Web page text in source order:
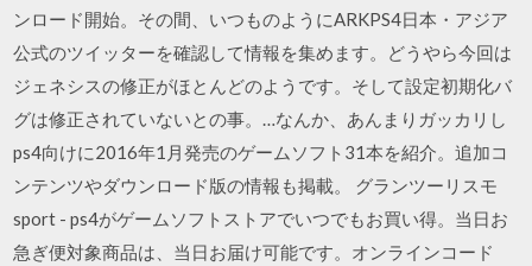
ンロード開始。その間、いつものようにARKPS4日本・アジア
公式のツイッターを確認して情報を集めます。どうやら今回は
ジェネシスの修正がほとんどのようです。そして設定初期化バ
グは修正されていないとの事。…なんか、あんまりガッカリし
ps4向けに2016年1月発売のゲームソフト31本を紹介。追加コ
ンテンツやダウンロード版の情報も掲載。 グランツーリスモ
sport - ps4がゲームソフトストアでいつでもお買い得。当日お
急ぎ便対象商品は、当日お届け可能です。オンラインコード